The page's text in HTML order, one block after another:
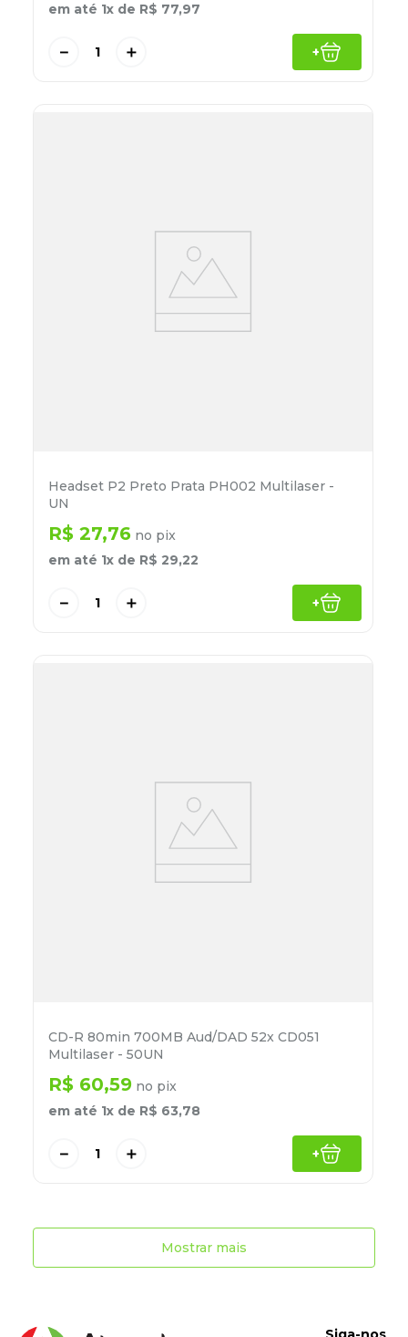
em até 1x de R$ 77,97
＋
－ +
Headset P2 Preto Prata PH002 Multilaser -
UN
R$ 27,76 no pix
em até 1x de R$ 29,22
＋
－ +
CD-R 80min 700MB Aud/DAD 52x CD051
Multilaser - 50UN
R$ 60,59 no pix
em até 1x de R$ 63,78
＋
－ +
Mostrar mais